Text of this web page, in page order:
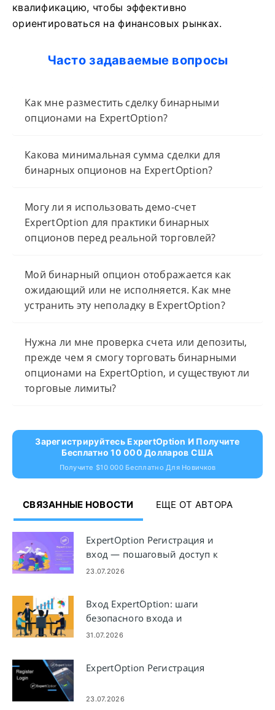
квалификацию, чтобы эффективно
ориентироваться на финансовых рынках.
Часто задаваемые вопросы
Как мне разместить сделку бинарными
опционами на ExpertOption?
Какова минимальная сумма сделки для
бинарных опционов на ExpertOption?
Могу ли я использовать демо-счет
ExpertOption для практики бинарных
опционов перед реальной торговлей?
Мой бинарный опцион отображается как
ожидающий или не исполняется. Как мне
устранить эту неполадку в ExpertOption?
Нужна ли мне проверка счета или депозиты,
прежде чем я смогу торговать бинарными
опционами на ExpertOption, и существуют ли
торговые лимиты?
Зарегистрируйтесь ExpertOption И Получите
Бесплатно 10 000 Долларов США
Получите $10 000 Бесплатно Для Новичков
СВЯЗАННЫЕ НОВОСТИ ЕЩЕ ОТ АВТОРА
ExpertOption Регистрация и
вход — пошаговый доступ к
учетной записи
23.07.2026
Вход ExpertOption: шаги
безопасного входа и
устранение неполадок
31.07.2026
ExpertOption Регистрация
23.07.2026